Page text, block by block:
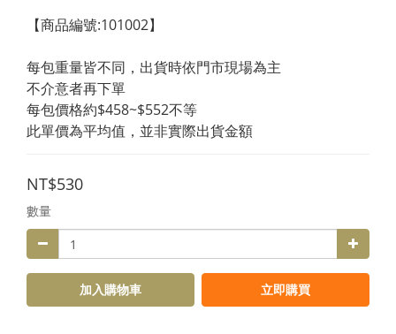
【商品編號:101002】
每包重量皆不同，出貨時依門市現場為主
不介意者再下單
每包價格約$458~$552不等
此單價為平均值，並非實際出貨金額
NT$530
數量
加入購物車 立即購買